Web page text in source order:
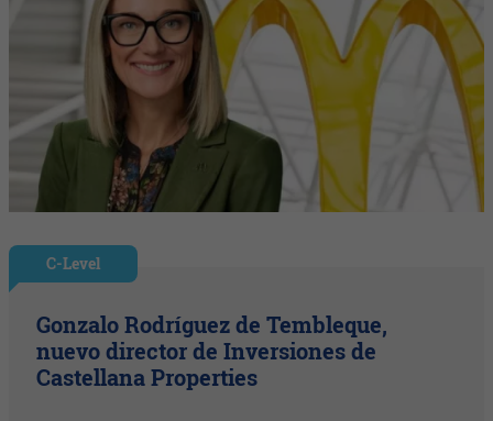
C-Level
Gonzalo Rodríguez de Tembleque,
nuevo director de Inversiones de
Castellana Properties